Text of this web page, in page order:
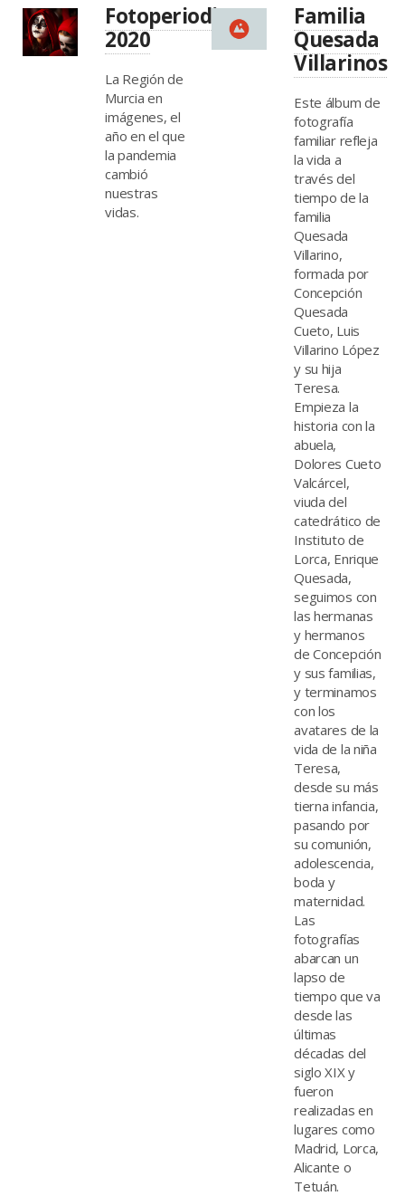
Fotoperiodismo
2020
La Región de
Murcia en
imágenes, el
año en el que
la pandemia
cambió
nuestras
vidas.
Familia
Quesada
Villarinos
Este álbum de
fotografía
familiar refleja
la vida a
través del
tiempo de la
familia
Quesada
Villarino,
formada por
Concepción
Quesada
Cueto, Luis
Villarino López
y su hija
Teresa.
Empieza la
historia con la
abuela,
Dolores Cueto
Valcárcel,
viuda del
catedrático de
Instituto de
Lorca, Enrique
Quesada,
seguimos con
las hermanas
y hermanos
de Concepción
y sus familias,
y terminamos
con los
avatares de la
vida de la niña
Teresa,
desde su más
tierna infancia,
pasando por
su comunión,
adolescencia,
boda y
maternidad.
Las
fotografías
abarcan un
lapso de
tiempo que va
desde las
últimas
décadas del
siglo XIX y
fueron
realizadas en
lugares como
Madrid, Lorca,
Alicante o
Tetuán.